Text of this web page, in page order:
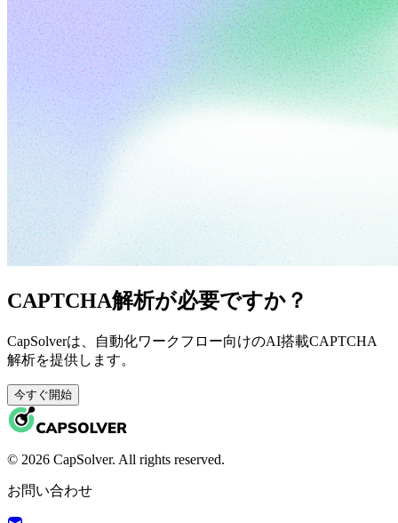
CAPTCHA解析が必要ですか？
CapSolverは、自動化ワークフロー向けのAI搭載CAPTCHA
解析を提供します。
今すぐ開始
© 2026 CapSolver. All rights reserved.
お問い合わせ